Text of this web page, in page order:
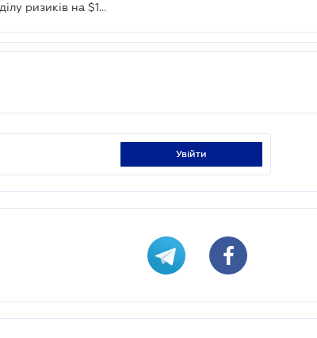
ПриватБанк та IFC запустили механізми розподілу ризиків на $100 млн для МСП
увійти